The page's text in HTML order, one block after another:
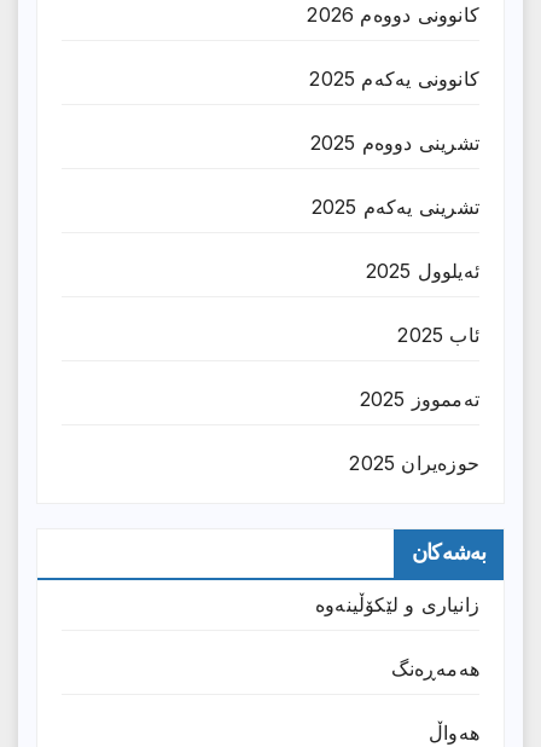
کانوونی دووەم 2026
کانوونی یەکەم 2025
تشرینی دووەم 2025
تشرینی یەکەم 2025
ئەیلوول 2025
ئاب 2025
تەممووز 2025
حوزه‌یران 2025
بەشەکان
زانیارى و لێکۆڵینەوە
هەمەڕەنگ
هەواڵ